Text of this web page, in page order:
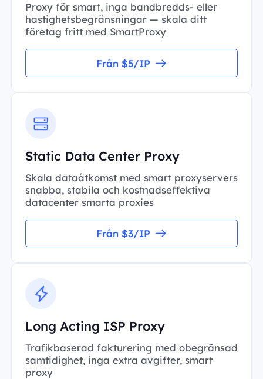
Proxy för smart, inga bandbredds- eller
hastighetsbegränsningar — skala ditt
företag fritt med SmartProxy
Från $5/IP
Static Data Center Proxy
Skala dataåtkomst med smart proxyservers
snabba, stabila och kostnadseffektiva
datacenter smarta proxies
Från $3/IP
Long Acting ISP Proxy
Trafikbaserad fakturering med obegränsad
samtidighet, inga extra avgifter, smart
proxy